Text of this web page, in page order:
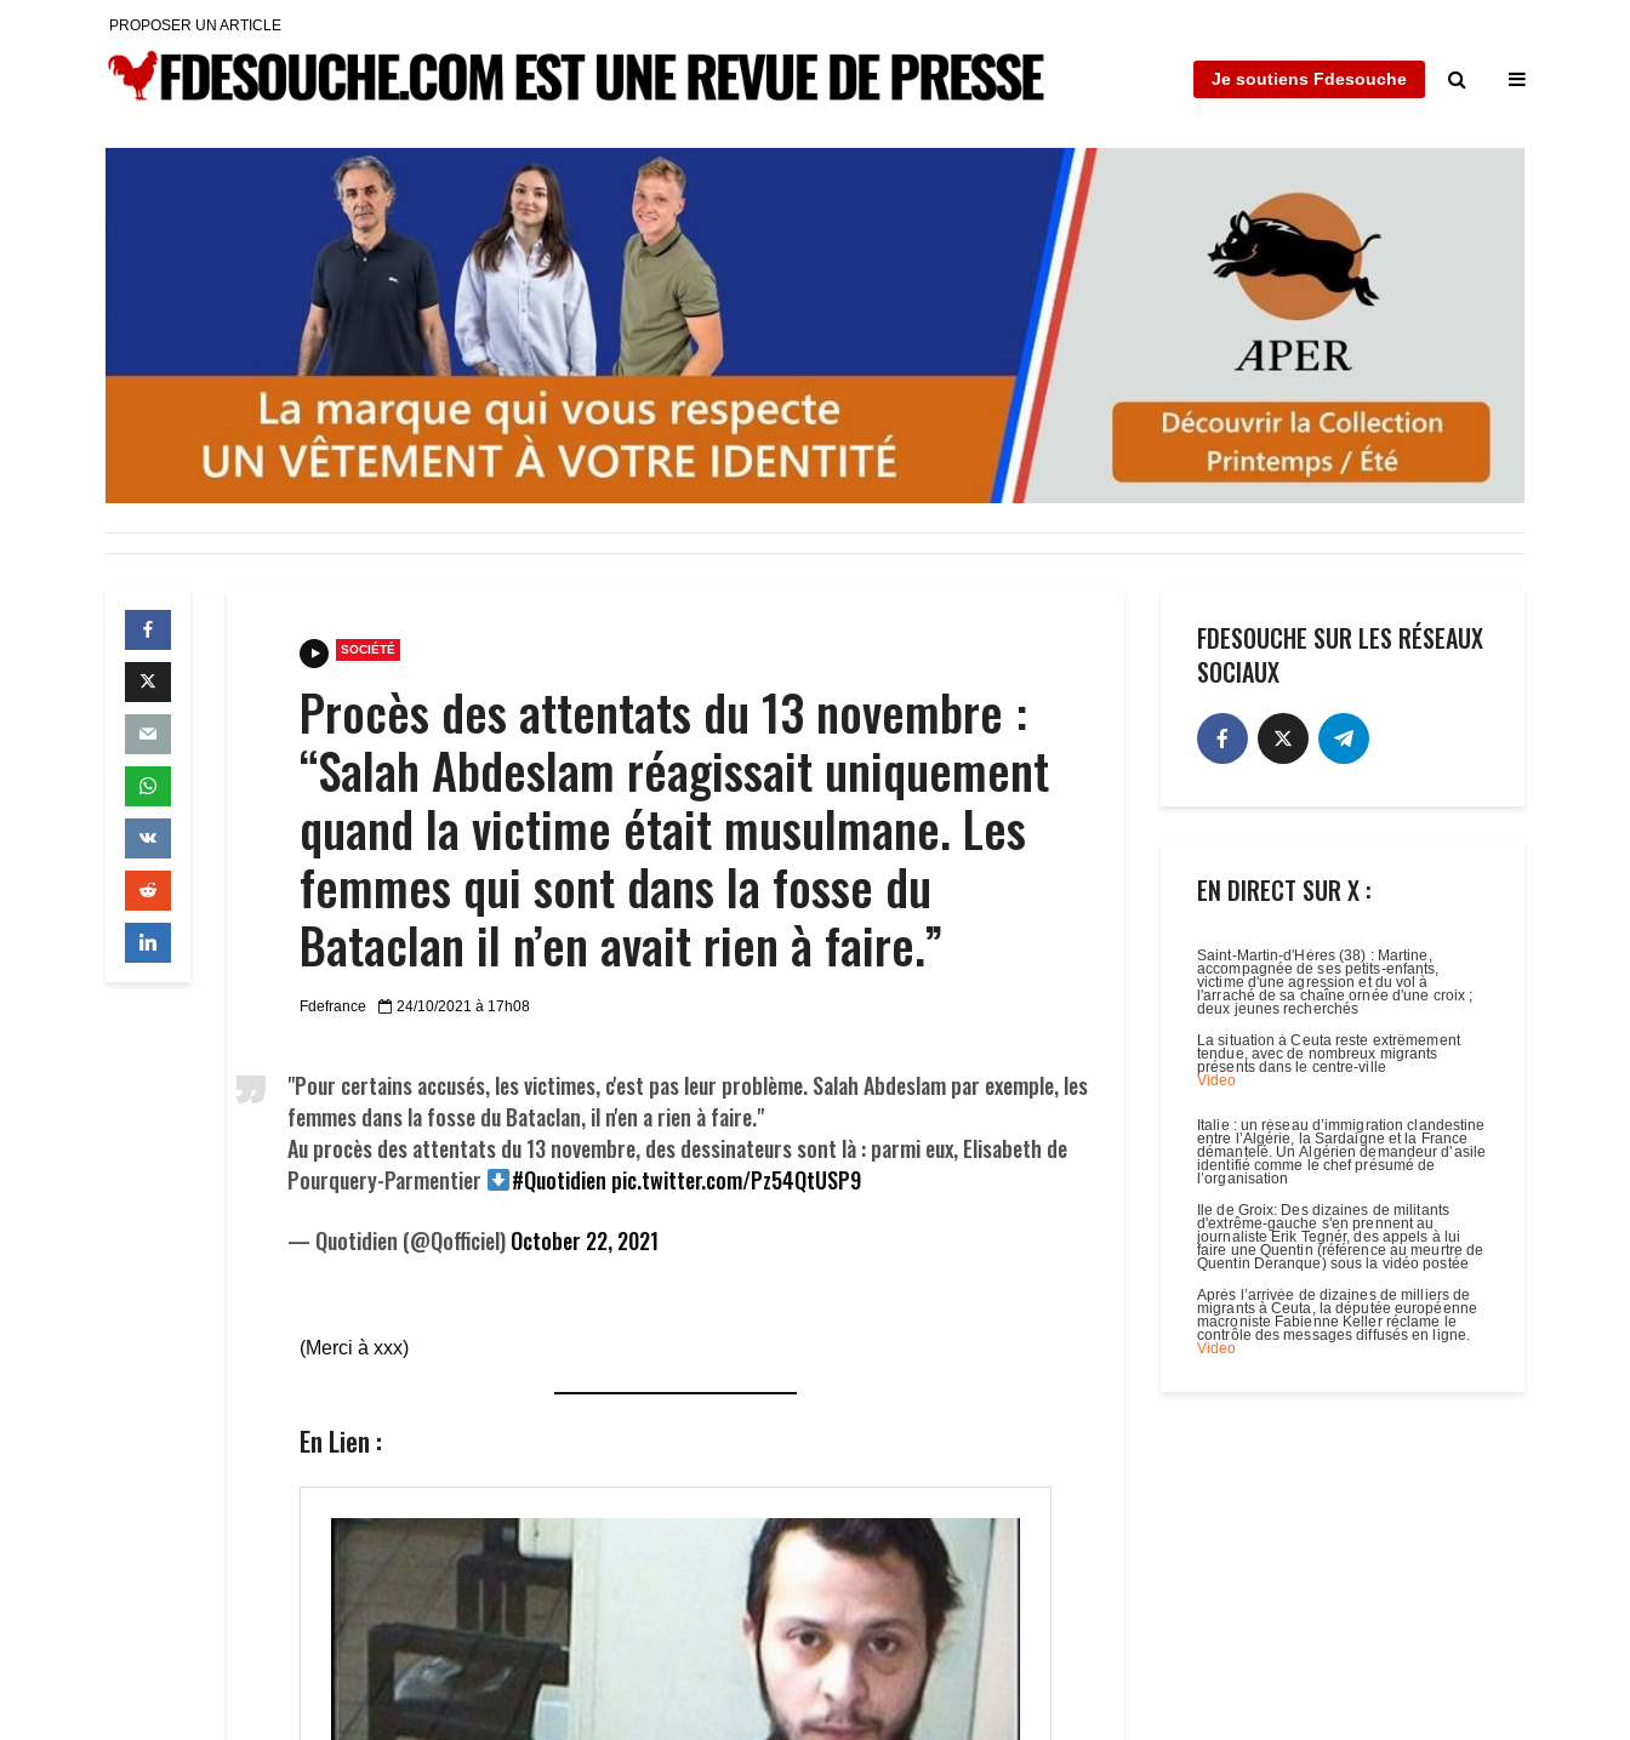
PROPOSER UN ARTICLE
Je soutiens Fdesouche
SOCIÉTÉ
Procès des attentats du 13 novembre :
“Salah Abdeslam réagissait uniquement
quand la victime était musulmane. Les
femmes qui sont dans la fosse du
Bataclan il n’en avait rien à faire.”
Fdefrance 24/10/2021 à 17h08
"Pour certains accusés, les victimes, c'est pas leur problème. Salah Abdeslam par exemple, les
femmes dans la fosse du Bataclan, il n'en a rien à faire."
Au procès des attentats du 13 novembre, des dessinateurs sont là : parmi eux, Elisabeth de
Pourquery-Parmentier
#Quotidien pic.twitter.com/Pz54QtUSP9
— Quotidien (@Qofficiel)October 22, 2021
(Merci à xxx)
En Lien :
FDESOUCHE SUR LES RÉSEAUX
SOCIAUX
EN DIRECT SUR X :